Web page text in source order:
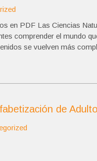
en PDF Las Ciencias
comprender el mundo
se vuelven más
de